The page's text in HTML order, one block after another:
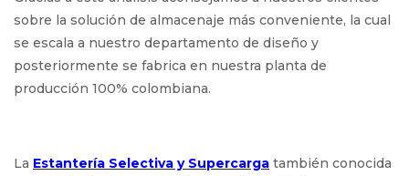
sobre la solución de almacenaje más conveniente, la cual
se escala a nuestro departamento de diseño y
posteriormente se fabrica en nuestra planta de
producción 100% colombiana.
La Estantería Selectiva y Supercarga también conocida